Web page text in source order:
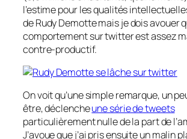
l’estime pour les qualités
de Rudy Demotte mais je dois avouer
comportement sur twitter est assez
contre-productif.
On voit qu’une simple remarque, un
être, déclencheune série de tweets
particulièrement nulle de la part de
J’avoue que j’ai pris ensuite un malin